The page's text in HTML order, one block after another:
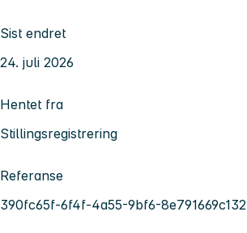
Sist endret
24. juli 2026
Hentet fra
Stillingsregistrering
Referanse
390fc65f-6f4f-4a55-9bf6-8e791669c132